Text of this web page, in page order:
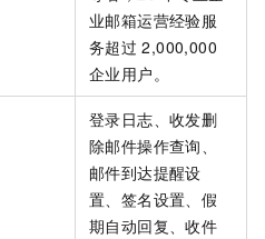
业邮箱运营经验服
务超过 2,000,000
企业用户。
登录日志、收发删
除邮件操作查询、
邮件到达提醒设
置、签名设置、假
期自动回复、收件